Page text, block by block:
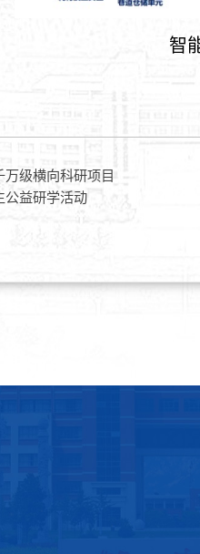
智
级横向科研项目
公益研学活动